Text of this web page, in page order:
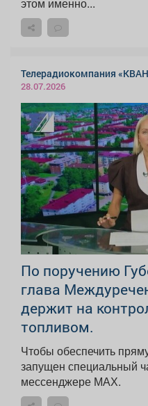
Телерадиокомпания
28.07.2026
По поручению
глава
держит на
топливом.
Чтобы обеспечить
запущен специальный
мессенджере МАХ.